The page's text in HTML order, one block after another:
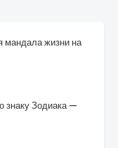
мандала жизни на
знаку Зодиака —